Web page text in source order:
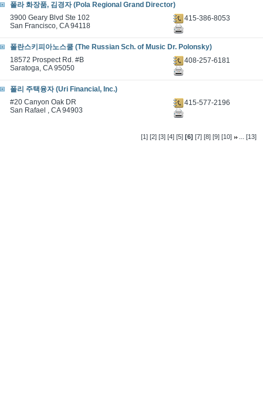
폴라 화장품, 김경자 (Pola Regional Grand Director)
3900 Geary Blvd Ste 102
San Francisco, CA 94118
415-386-8053
폴란스키피아노스쿨 (The Russian Sch. of Music Dr. Polonsky)
18572 Prospect Rd. #B
Saratoga, CA 95050
408-257-6181
폴리 주택융자 (Uri Financial, Inc.)
#20 Canyon Oak DR
San Rafael , CA 94903
415-577-2196
[1] [2] [3] [4] [5] [6] [7] [8] [9] [10] ...[13]